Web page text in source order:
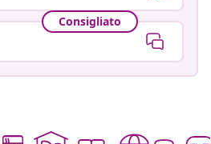
Consigliato